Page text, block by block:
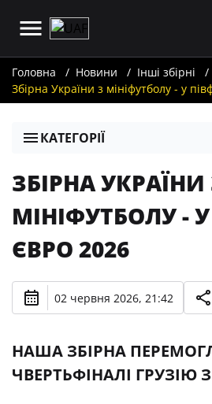
Головна Новини
Інші збірні
Збірна України з мініфутболу - у
КАТЕГОРІЇ
ЗБІРНА УКРАЇНИ
МІНІФУТБОЛУ -
ЄВРО 2026
02 червня 2026, 21:42
НАША ЗБІРНА
ЧВЕРТЬФІНАЛІ ГРУЗІЮ